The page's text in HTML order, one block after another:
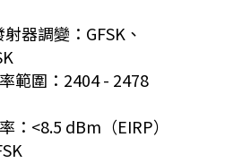
器調變：GFSK、
範圍：2404 - 2478
：<8.5 dBm（EIRP）